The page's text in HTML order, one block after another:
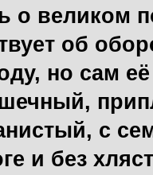
о великом
об
но сам
с
и без